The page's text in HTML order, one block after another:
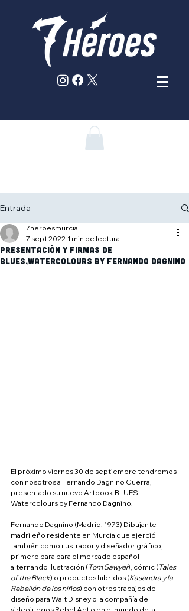
Entrada
Presentación y firmas de
BLUES,Watercolours by Fernando Dagnino
7heroesmurcia
7 sept 2022 1 min de lectura
El próximo viernes 30 de septiembre tendremos
con nosotros a Fernando Dagnino Guerra,
presentado su nuevo Artbook BLUES,
Watercolours by Fernando Dagnino.
Fernando Dagnino (Madrid, 1973) Dibujante
madrileño residente en Murcia que ejerció
también como ilustrador y diseñador gráfico,
primero para para el mercado español
alternando ilustración (Tom Sawyer), cómic (Tales
of the Black) o productos hibridos (Kasandra y la
Rebelión de los niños) con otros trabajos de
diseño para Walt Disney o la compañía de